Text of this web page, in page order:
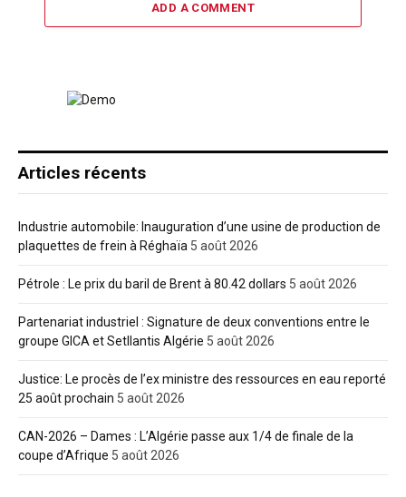
ADD A COMMENT
Articles récents
Industrie automobile: Inauguration d’une usine de production de
plaquettes de frein à Réghaïa 5 août 2026
Pétrole : Le prix du baril de Brent à 80.42 dollars 5 août 2026
Partenariat industriel : Signature de deux conventions entre le
groupe GICA et Setllantis Algérie 5 août 2026
Justice: Le procès de l’ex ministre des ressources en eau reporté
25 août prochain 5 août 2026
CAN-2026 – Dames : L’Algérie passe aux 1/4 de finale de la
coupe d’Afrique 5 août 2026